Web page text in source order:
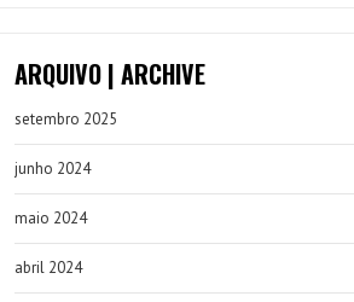
ARQUIVO | ARCHIVE
setembro 2025
junho 2024
maio 2024
abril 2024